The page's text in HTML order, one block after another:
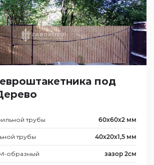
под
трубы 60х60х2 мм
трубы 40х20х1,5 мм
образный зазор 2см